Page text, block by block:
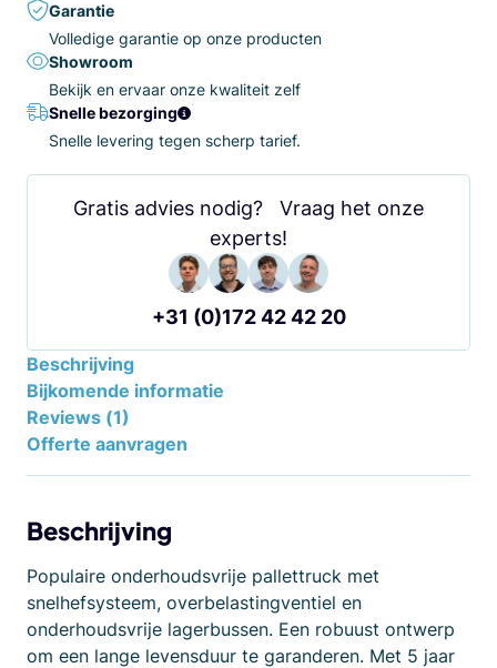
Garantie
Volledige garantie op onze producten
Showroom
Bekijk en ervaar onze kwaliteit zelf
Snelle bezorging
Snelle levering tegen scherp tarief.
Gratis advies nodig? Vraag het onze
experts!
+31 (0)172 42 42 20
Beschrijving
Bijkomende informatie
Reviews (1)
Offerte aanvragen
Beschrijving
Populaire onderhoudsvrije pallettruck met
snelhefsysteem, overbelastingventiel en
onderhoudsvrije lagerbussen. Een robuust ontwerp
om een lange levensduur te garanderen. Met 5 jaar